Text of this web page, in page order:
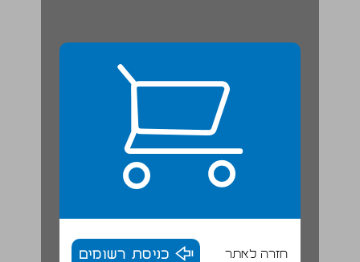
חזרה לאתר כניסת רשומים